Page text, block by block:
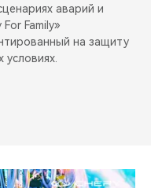
аварий и
Family»
на защиту